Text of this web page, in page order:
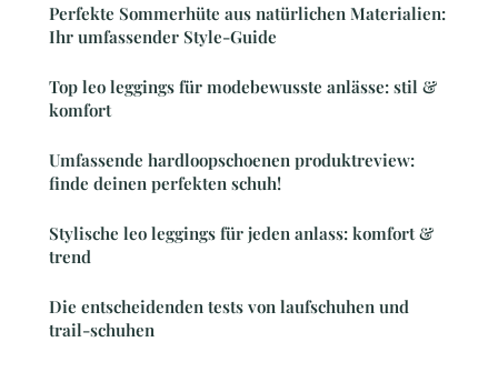
Perfekte Sommerhüte aus natürlichen Materialien:
Ihr umfassender Style-Guide
Top leo leggings für modebewusste anlässe: stil &
komfort
Umfassende hardloopschoenen produktreview:
finde deinen perfekten schuh!
Stylische leo leggings für jeden anlass: komfort &
trend
Die entscheidenden tests von laufschuhen und
trail-schuhen